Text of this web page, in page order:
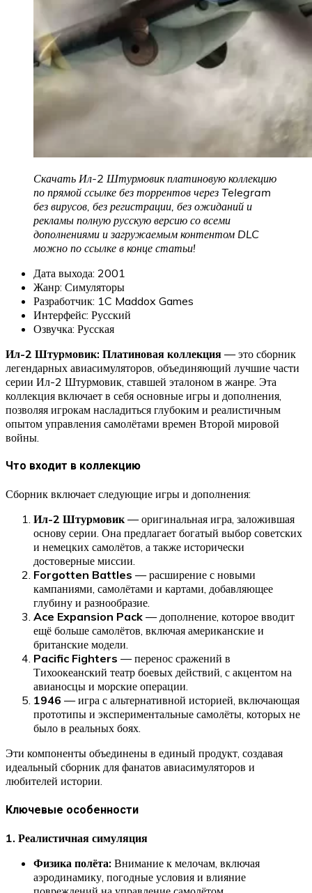
Скачать Ил-2 Штурмовик платиновую коллекцию
по прямой ссылке без торрентов через Telegram
без вирусов, без регистрации, без ожиданий и
рекламы полную русскую версию со всеми
дополнениями и загружаемым контентом DLC
можно по ссылке в конце статьи!
Дата выхода: 2001
Жанр: Симуляторы
Разработчик: 1C Maddox Games
Интерфейс: Русский
Озвучка: Русская
Ил-2 Штурмовик: Платиновая коллекция — это сборник
легендарных авиасимуляторов, объединяющий лучшие части
серии Ил-2 Штурмовик, ставшей эталоном в жанре. Эта
коллекция включает в себя основные игры и дополнения,
позволяя игрокам насладиться глубоким и реалистичным
опытом управления самолётами времен Второй мировой
войны.
Что входит в коллекцию
Сборник включает следующие игры и дополнения:
Ил-2 Штурмовик— оригинальная игра, заложившая
основу серии. Она предлагает богатый выбор советских
и немецких самолётов, а также исторически
достоверные миссии.
Forgotten Battles — расширение с новыми
кампаниями, самолётами и картами, добавляющее
глубину и разнообразие.
Ace Expansion Pack — дополнение, которое вводит
ещё больше самолётов, включая американские и
британские модели.
Pacific Fighters — перенос сражений в
Тихоокеанский театр боевых действий, с акцентом на
авианосцы и морские операции.
1946 — игра с альтернативной историей, включающая
прототипы и экспериментальные самолёты, которых не
было в реальных боях.
Эти компоненты объединены в единый продукт, создавая
идеальный сборник для фанатов авиасимуляторов и
любителей истории.
Ключевые особенности
1. Реалистичная симуляция
Физика полёта: Внимание к мелочам, включая
аэродинамику, погодные условия и влияние